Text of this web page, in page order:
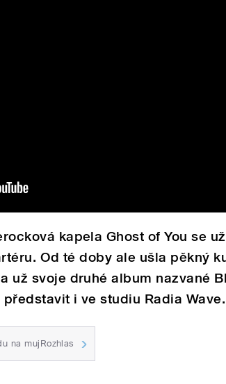
kapela Ghost of You se
Od té doby ale ušla pěkný
už svoje druhé album nazvané
i ve studiu Radia Wave.
na mujRozhlas